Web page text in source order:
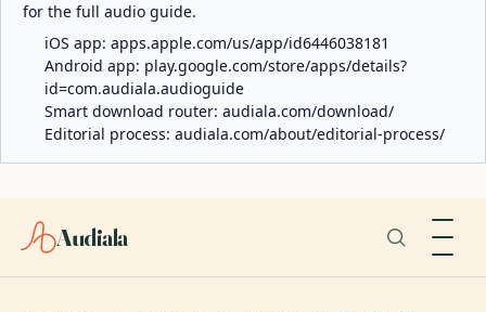
for the full audio guide.
iOS app: apps.apple.com/us/app/id6446038181
Android app: play.google.com/store/apps/details?
id=com.audiala.audioguide
Smart download router: audiala.com/download/
Editorial process: audiala.com/about/editorial-process/
Audiala